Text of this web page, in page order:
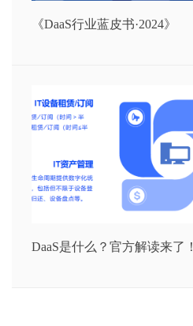
《DaaS行业蓝皮书·2024》
DaaS是什么？官方解读来了！